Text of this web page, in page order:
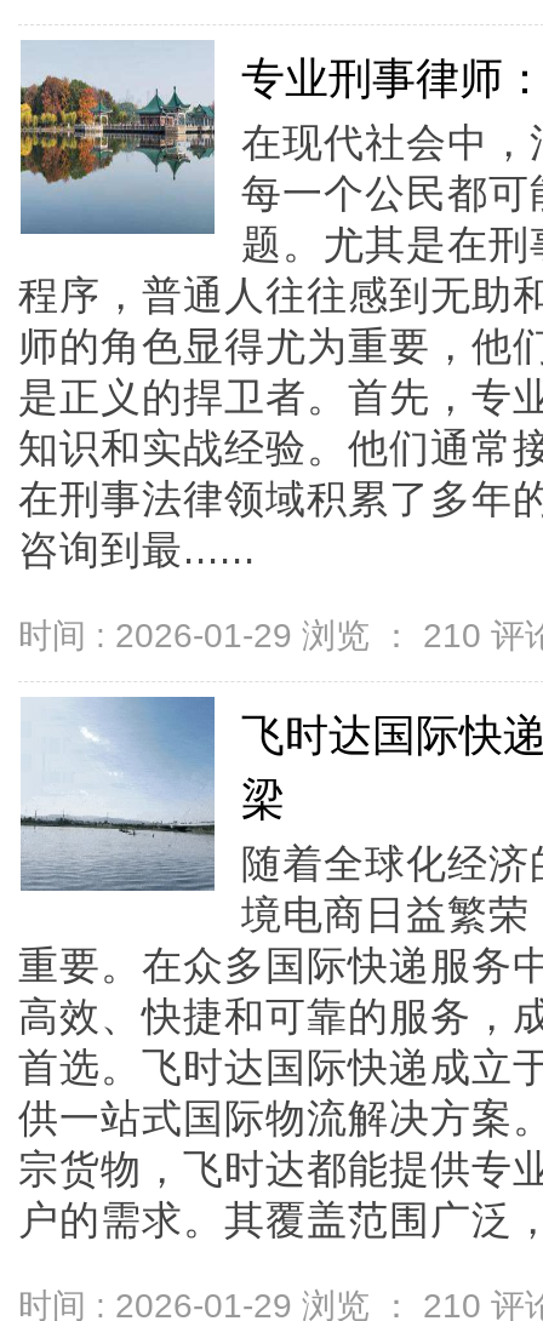
专业刑事律师
在现代社会中
每一个公民都
题。尤其是在
程序，普通人往往感到无助
师的角色显得尤为重要，他
是正义的捍卫者。首先，专
知识和实战经验。他们通常
在刑事法律领域积累了多年
咨询到最......
时间 : 2026-01-29 浏览 ： 210 评
飞时达国际快
梁
随着全球化经
境电商日益繁
重要。在众多国际快递服务
高效、快捷和可靠的服务，
首选。飞时达国际快递成立
供一站式国际物流解决方案
宗货物，飞时达都能提供专
户的需求。其覆盖范围广泛
时间 : 2026-01-29 浏览 ： 210 评